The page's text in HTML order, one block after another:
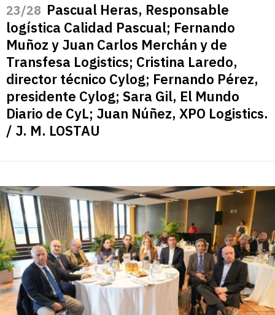
/28 Pascual Heras, Responsable
logística Calidad Pascual; Fernando
Muñoz y Juan Carlos Merchán y de
Transfesa Logistics; Cristina Laredo,
director técnico Cylog; Fernando Pérez,
presidente Cylog; Sara Gil, El Mundo
Diario de CyL; Juan Núñez, XPO Logistics.
/ J. M. LOSTAU